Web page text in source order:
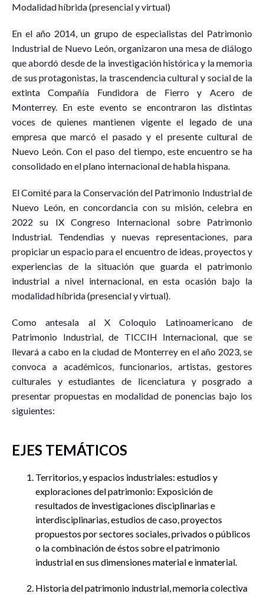
Modalidad híbrida (presencial y virtual)
En el año 2014, un grupo de especialistas del Patrimonio
Industrial de Nuevo León, organizaron una mesa de diálogo
que abordó desde de la investigación histórica y la memoria
de sus protagonistas, la trascendencia cultural y social de la
extinta Compañía Fundidora de Fierro y Acero de
Monterrey. En este evento se encontraron las distintas
voces de quienes mantienen vigente el legado de una
empresa que marcó el pasado y el presente cultural de
Nuevo León. Con el paso del tiempo, este encuentro se ha
consolidado en el plano internacional de habla hispana.
El Comité para la Conservación del Patrimonio Industrial de
Nuevo León, en concordancia con su misión, celebra en
2022 su IX Congreso Internacional sobre Patrimonio
Industrial. Tendendias y nuevas representaciones, para
propiciar un espacio para el encuentro de ideas, proyectos y
experiencias de la situación que guarda el patrimonio
industrial a nivel internacional, en esta ocasión bajo la
modalidad híbrida (presencial y virtual).
Como antesala al X Coloquio Latinoamericano de
Patrimonio Industrial, de TICCIH Internacional, que se
llevará a cabo en la ciudad de Monterrey en el año 2023, se
convoca a académicos, funcionarios, artistas, gestores
culturales y estudiantes de licenciatura y posgrado a
presentar propuestas en modalidad de ponencias bajo los
siguientes:
EJES TEMÁTICOS
Territorios, y espacios industriales: estudios y
exploraciones del patrimonio: Exposición de
resultados de investigaciones disciplinarias e
interdisciplinarias, estudios de caso, proyectos
propuestos por sectores sociales, privados o públicos
o la combinación de éstos sobre el patrimonio
industrial en sus dimensiones material e inmaterial.
Historia del patrimonio industrial, memoria colectiva